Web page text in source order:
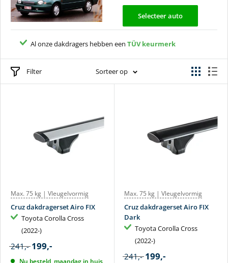
Selecteer auto
Al onze dakdragers hebben een TÜV keurmerk
Alle dakdragers hebben2 jaargarantie
Filter Sorteer op
Max. 75 kg | Vleugelvormig
Cruz dakdragerset Airo FIX
Toyota Corolla Cross
(2022-)
241,- 199,-
Nu besteld, maandag in huis
Max. 75 kg | Vleugelvormig
Cruz dakdragerset Airo FIX
Dark
Toyota Corolla Cross
(2022-)
241,- 199,-